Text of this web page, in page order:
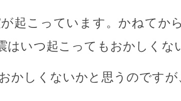
起こっています。かねてか
はいつ起こってもおかしく
かしくないかと思うのですが